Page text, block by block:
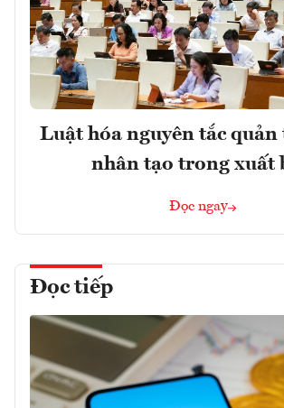
Luật hóa nguyên tắc
nhân tạo trong xuất
Đọc ngay
Đọc tiếp